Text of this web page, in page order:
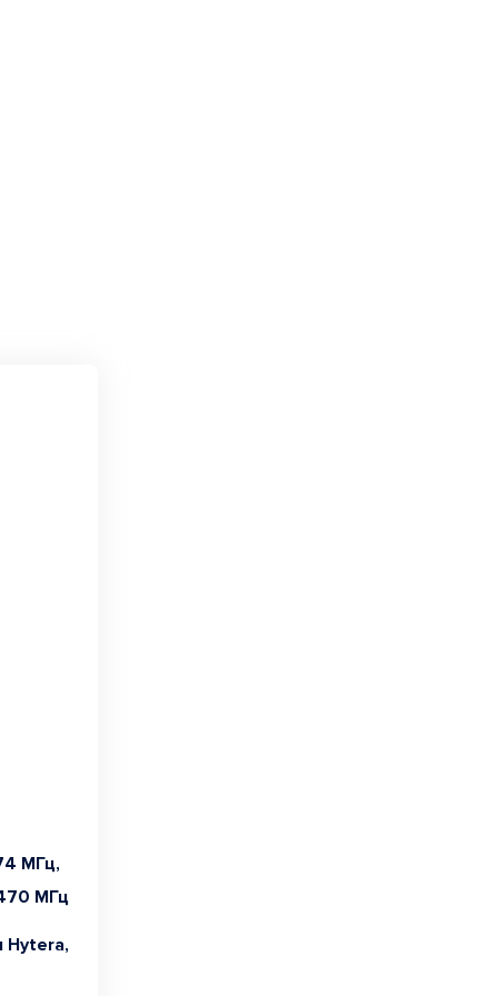
МГц,
МГц
Hytera,